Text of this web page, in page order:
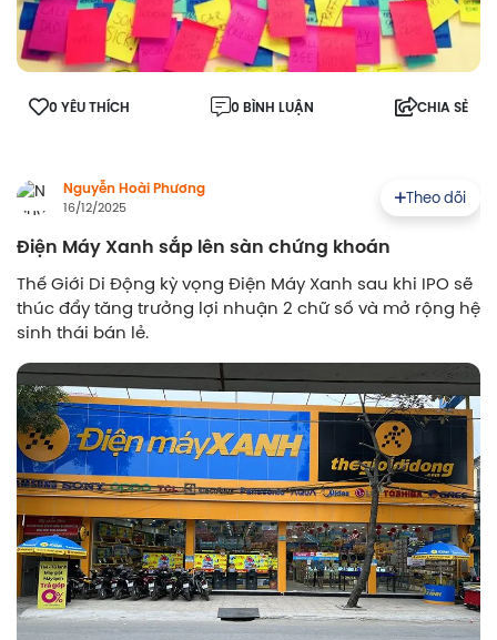
0 YÊU THÍCH 0 BÌNH LUẬN CHIA SẺ
Nguyễn Hoài Phương
16/12/2025
Theo dõi
Điện Máy Xanh sắp lên sàn chứng khoán
Thế Giới Di Động kỳ vọng Điện Máy Xanh sau khi IPO sẽ
thúc đẩy tăng trưởng lợi nhuận 2 chữ số và mở rộng hệ
sinh thái bán lẻ.